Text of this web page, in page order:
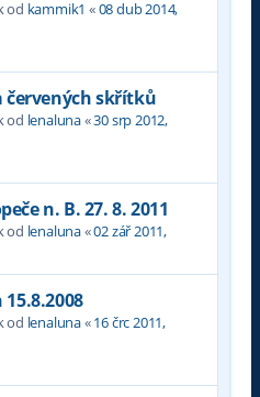
od kammik1 «08 dub 2014,
červených skřítků
od lenaluna«30 srp 2012,
n. B. 27. 8. 2011
od lenaluna«02 zář 2011,
od lenaluna«16 črc 2011,